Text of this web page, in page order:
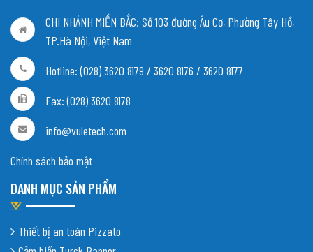
CHI NHÁNH MIỀN BẮC: Số 103 đường Âu Cơ, Phường Tây Hồ,
TP.Hà Nội, Việt Nam
Hotline: (028) 3620 8179 / 3620 8176 / 3620 8177
Fax: (028) 3620 8178
info@vuletech.com
Chính sách bảo mật
DANH MỤC SẢN PHẨM
Thiết bị an toàn Pizzato